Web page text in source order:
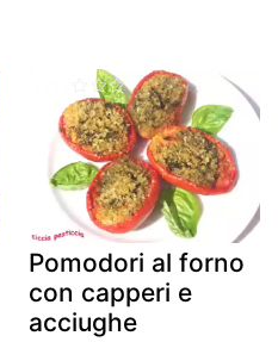
Pomodori al forno
con capperi e
acciughe